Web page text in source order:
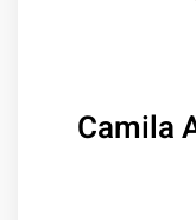
Camila